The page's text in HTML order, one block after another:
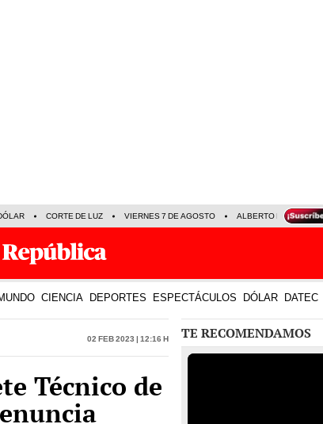
ALBERTO BENAVIDES
CIENCIA DEPORTES ESPECTÁCULOS DÓLAR DATEC
Técnico de
TE RECOMENDAMOS